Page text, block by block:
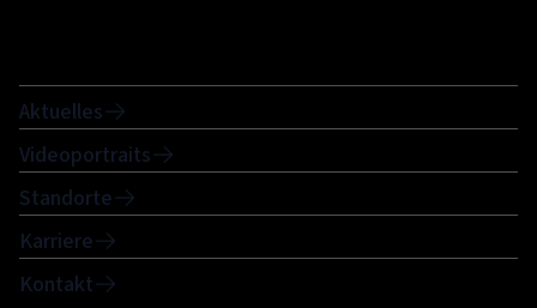
Aktuelles
Videoportraits
Standorte
Karriere
Kontakt